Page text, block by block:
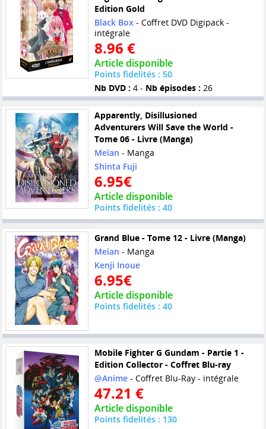
Edition Gold
Black Box- Coffret DVD Digipack -
intégrale
8.96 €
Article disponible
Points fidelités : 50
Nb DVD : 4 - Nb épisodes : 26
Apparently, Disillusioned
Adventurers Will Save the World -
Tome 06 - Livre (Manga)
Meian - Manga
Shinta Fuji
6.95€
Article disponible
Points fidelités : 40
Grand Blue - Tome 12 - Livre (Manga)
Meian - Manga
Kenji Inoue
6.95€
Article disponible
Points fidelités : 40
Mobile Fighter G Gundam - Partie 1 -
Edition Collector - Coffret Blu-ray
@Anime- Coffret Blu-Ray - intégrale
47.21 €
Article disponible
Points fidelités : 130